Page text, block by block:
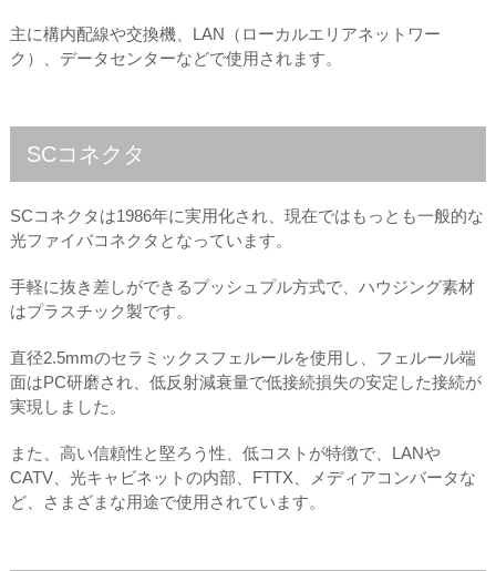
主に構内配線や交換機、LAN（ローカルエリアネットワー
ク）、データセンターなどで使用されます。
SCコネクタ
SCコネクタは1986年に実用化され、現在ではもっとも一般的な
光ファイバコネクタとなっています。
手軽に抜き差しができるプッシュプル方式で、ハウジング素材
はプラスチック製です。
直径2.5mmのセラミックスフェルールを使用し、フェルール端
面はPC研磨され、低反射減衰量で低接続損失の安定した接続が
実現しました。
また、高い信頼性と堅ろう性、低コストが特徴で、LANや
CATV、光キャビネットの内部、FTTX、メディアコンバータな
ど、さまざまな用途で使用されています。